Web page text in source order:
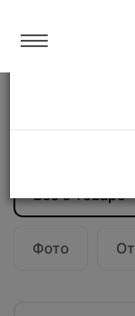
Мойки и
Смеситель
Все о товаре
Фото
Язык